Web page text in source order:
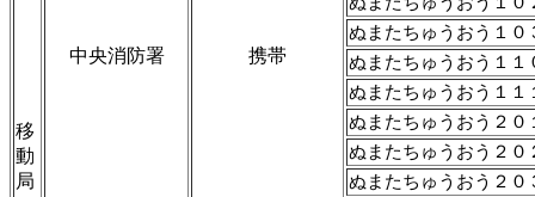
移
動
局
中央消防署 携帯
ぬまたちゅうおう１０
ぬまたちゅうおう１１
ぬまたちゅうおう１１
ぬまたちゅうおう２０
ぬまたちゅうおう２０
ぬまたちゅうおう２０